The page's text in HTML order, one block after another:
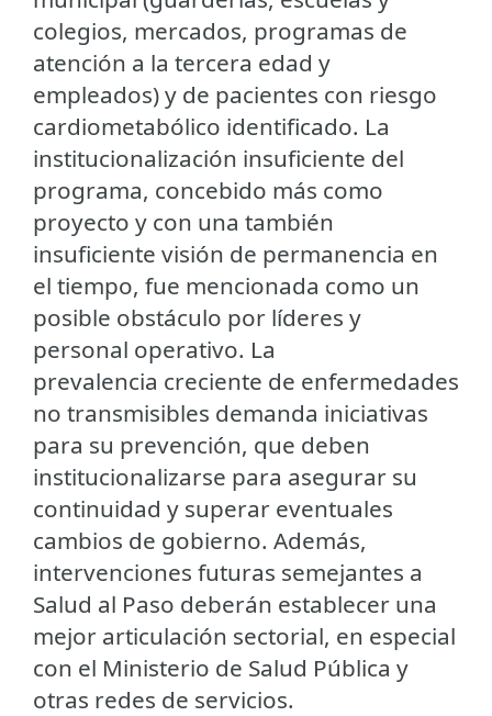
colegios, mercados, programas de
atención a la tercera edad y
empleados) y de pacientes con riesgo
cardiometabólico identificado. La
institucionalización insuficiente del
programa, concebido más como
proyecto y con una también
insuficiente visión de permanencia en
el tiempo, fue mencionada como un
posible obstáculo por líderes y
personal operativo. La
prevalencia creciente de enfermedades
no transmisibles demanda iniciativas
para su prevención, que deben
institucionalizarse para asegurar su
continuidad y superar eventuales
cambios de gobierno. Además,
intervenciones futuras semejantes a
Salud al Paso deberán establecer una
mejor articulación sectorial, en especial
con el Ministerio de Salud Pública y
otras redes de servicios.